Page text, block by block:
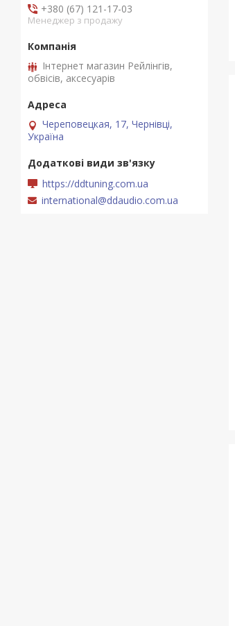
+380 (67) 121-17-03
Менеджер з продажу
Інтернет магазин Рейлінгів,
обвісів, аксесуарів
Череповецкая, 17, Чернівці,
Україна
https://ddtuning.com.ua
international@ddaudio.com.ua